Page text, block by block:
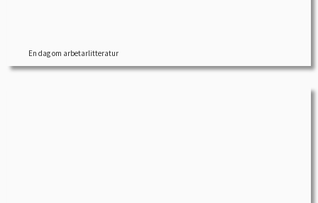
En dag om arbetarlitteratur